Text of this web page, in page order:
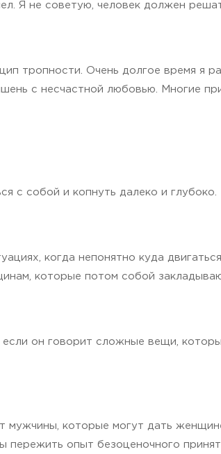
Я не советую, человек должен
тропности. Очень долгое время я
с несчастной любовью. Многие
с собой и копнуть далеко и глубоко.
когда непонятно куда
которые потом собой
он говорит сложные вещи,
которые могут дать
пережить опыт безоценочного